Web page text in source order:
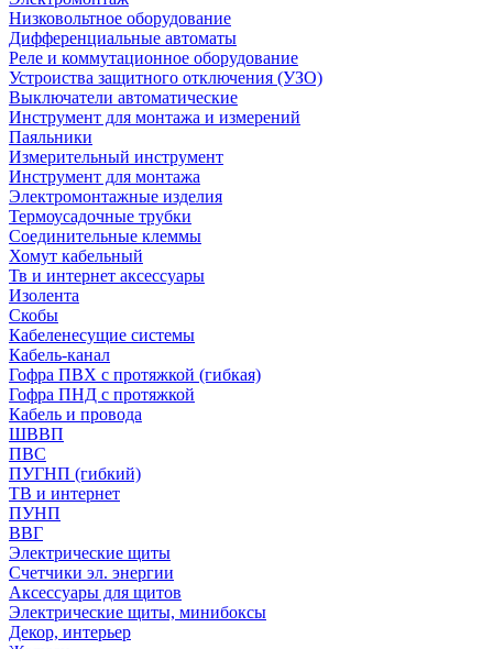
Низковольтное оборудование
Дифференциальные автоматы
Реле и коммутационное оборудование
Устроиства защитного отключения (УЗО)
Выключатели автоматические
Инструмент для монтажа и измерений
Паяльники
Измерительный инструмент
Инструмент для монтажа
Электромонтажные изделия
Термоусадочные трубки
Соединительные клеммы
Хомут кабельный
Тв и интернет аксессуары
Изолента
Скобы
Кабеленесущие системы
Кабель-канал
Гофра ПВХ с протяжкой (гибкая)
Гофра ПНД с протяжкой
Кабель и провода
ШВВП
ПВС
ПУГНП (гибкий)
ТВ и интернет
ПУНП
ВВГ
Электрические щиты
Счетчики эл. энергии
Аксессуары для щитов
Электрические щиты, минибоксы
Декор, интерьер